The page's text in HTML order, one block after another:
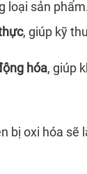
loại sản
, giúp kỹ
hóa, giúp
bị oxi hóa sẽ